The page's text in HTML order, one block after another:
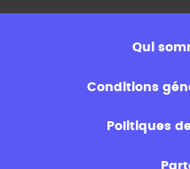
Qui
Conditions
Politiques